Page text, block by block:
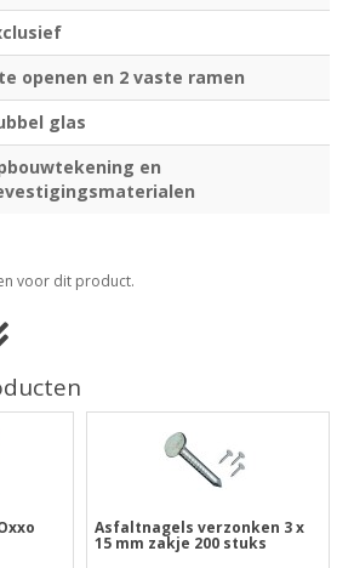
openen en 2 vaste ramen
glas
en
voor dit product.
Asfaltnagels verzonken 3 x
15 mm zakje 200 stuks